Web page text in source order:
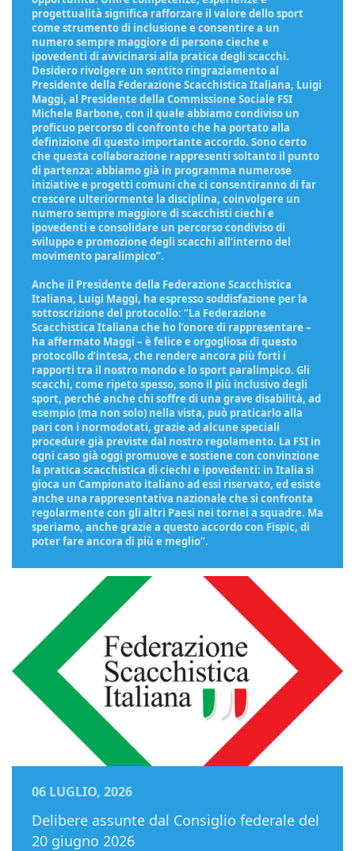
progettualità significa rafforzare il valore dello sport
come strumento di inclusione e consentire a un
numero sempre maggiore di persone cieche e
ipovedenti di avvicinarsi alla pratica degli scacchi.
Desidero rivolgere un sentito ringraziamento al
Presidente della Federazione Scacchistica Italiana, Luigi
Maggi, al Presidente della Commissione Sociale FSI
Michele Barbone, con il quale abbiamo condiviso un
proficuo percorso di confronto che ha portato alla
definizione di questo importante accordo. Sono certo
che questa collaborazione rappresenti soltanto il punto
di partenza: abbiamo già in programma numerose
iniziative e progetti comuni che ci consentiranno di far
crescere ulteriormente la disciplina, coinvolgere un
numero sempre maggiore di scacchisti ciechi e
ipovedenti e consolidare un percorso condiviso di
sviluppo e promozione degli scacchi all’interno del
movimento paralimpico”.
Anche il Presidente della Federazione Scacchistica
Italiana, Luigi Maggi, ha espresso soddisfazione per la
sottoscrizione del protocollo: “La Federazione
Scacchistica Italiana che ho l’onore di rappresentare –
ha affermato Maggi – è felice e orgogliosa di questo
protocollo d’intesa, che rendere ancora più forti i
rapporti tra il nostro mondo e lo sport paralimpico. Gli
scacchi, come ripeto spesso, sono il più inclusivo degli
sport, perché anche chi soffre di una grave disabilità, ad
esempio (ma non solo) nella vista, può praticarlo alla
pari con i normodotati, grazie ad alcune speciali
procedure già previste dal nostro regolamento. La FSI in
ogni caso già oggi promuove e sostiene con convinzione
la pratica scacchistica di ciechi e ipovedenti: in Italia si
gioca un Campionato italiano ad essi riservato, ed esiste
anche una rappresentativa nazionale che si confronta
regolarmente con gli altri Paesi nei tornei a squadre. Ma
speriamo, anche grazie a questo accordo con Fispic, di
poter fare ancora di più e meglio”.
06 LUGLIO, 2026
Delibere assunte dal Consiglio federale del
20 giugno 2026